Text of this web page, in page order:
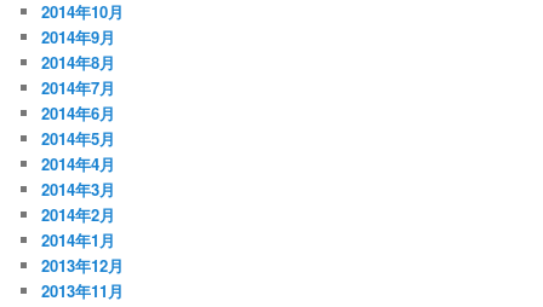
2014年10月
2014年9月
2014年8月
2014年7月
2014年6月
2014年5月
2014年4月
2014年3月
2014年2月
2014年1月
2013年12月
2013年11月